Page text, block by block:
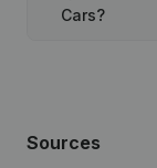
Cars?
Sources